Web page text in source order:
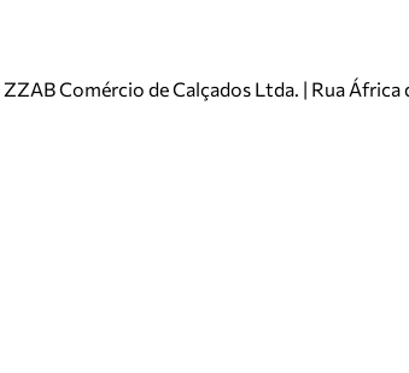
ZZAB Comércio de Calçados Ltda. | Rua